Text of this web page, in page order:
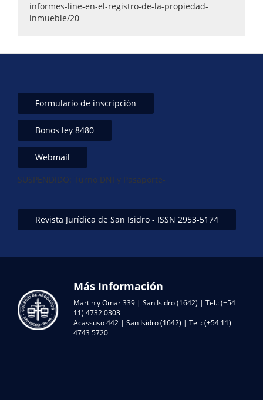
Formulario de inscripción
Bonos ley 8480
Webmail
SUSPENDIDO: Turno DNI y Pasaporte-
Revista Jurídica de San Isidro - ISSN 2953-5174
Más Información
Martin y Omar 339 | San Isidro (1642) | Tel.: (+54
11) 4732 0303
Acassuso 442 | San Isidro (1642) | Tel.: (+54 11)
4743 5720